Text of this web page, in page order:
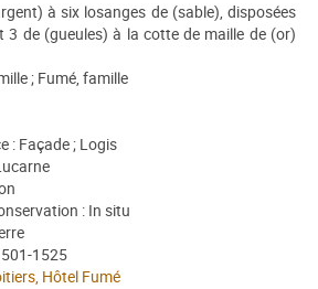
à six losanges de (sable), disposées
3 de (gueules) à la cotte de maille de (or)
; Fumé, famille
: Façade ; Logis
: In situ
1525
Hôtel Fumé